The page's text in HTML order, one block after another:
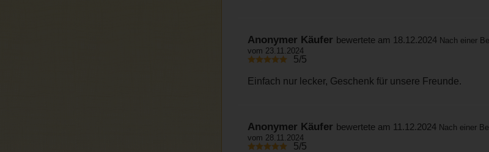
Anonymer Käufer bewertete am 18.12.2024 Nach einer
vom 23.11.2024
5/5
Einfach nur lecker, Geschenk für unsere Freunde.
Anonymer Käufer bewertete am 11.12.2024 Nach einer
vom 28.11.2024
5/5